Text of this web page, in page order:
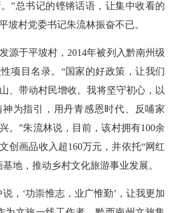
”总书记的铿锵话语，让集中收看的
坡村党委书记朱流林振奋不已。
源于平坡村，2014年被列入黔南州级
项目名录。“国家的好政策，让我们
、带动村民增收。我将坚守初心，以
为指引，用丹青感恩时代、反哺家
。”朱流林说，目前，该村拥有100余
创画品收入超160万元，并依托“网红
地，推动乡村文化旅游事业发展。
，‘功崇惟志，业广惟勤’，让我更加